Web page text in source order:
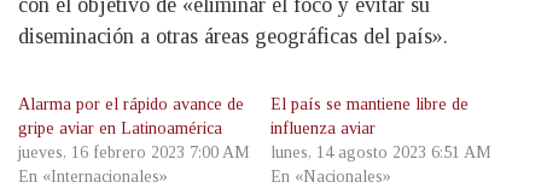
con el objetivo de «eliminar el foco y evitar su
diseminación a otras áreas geográficas del país».
Alarma por el rápido avance de
gripe aviar en Latinoamérica
jueves, 16 febrero 2023 7:00 AM
En «Internacionales»
El país se mantiene libre de
influenza aviar
lunes, 14 agosto 2023 6:51 AM
En «Nacionales»